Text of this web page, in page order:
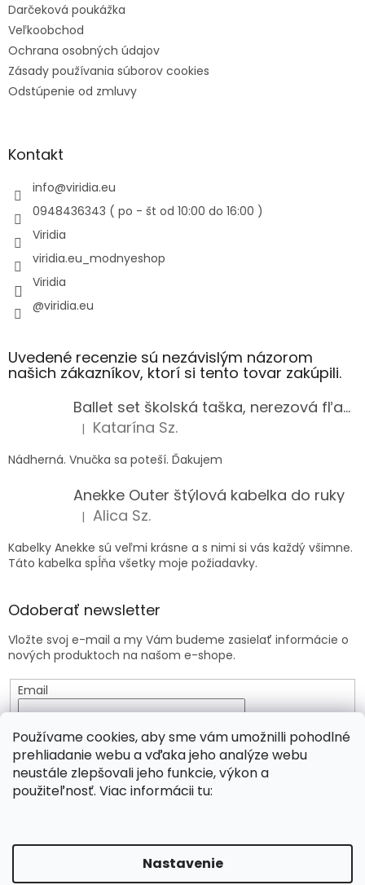
Používame cookies, aby sme vám umožnilli pohodlné
prehliadanie webu a vďaka jeho analýze webu
neustále zlepšovali jeho funkcie, výkon a
použiteľnosť. Viac informácii tu:
Nastavenie
Darčeková poukážka
Veľkoobchod
Ochrana osobných údajov
Zásady používania súborov cookies
Odstúpenie od zmluvy
Kontakt
info@viridia.eu
0948436343 ( po - št od 10:00 do 16:00 )
Viridia
viridia.eu_modnyeshop
Viridia
@viridia.eu
Uvedené recenzie sú nezávislým názorom
našich zákazníkov, ktorí si tento tovar zakúpili.
Ballet set školská taška, nerezová fľaša a plný peračník s motívom baletky pre dievča
Hodnotenie produktu je 5 z 5 hviezdičiek.
| Katarína Sz.
Nádherná. Vnučka sa poteší. Ďakujem
Anekke Outer štýlová kabelka do ruky
Hodnotenie produktu je 5 z 5 hviezdičiek.
| Alica Sz.
Kabelky Anekke sú veľmi krásne a s nimi si vás každý všimne.
Táto kabelka spĺňa všetky moje požiadavky.
Odoberať newsletter
Vložte svoj e-mail a my Vám budeme zasielať informácie o
nových produktoch na našom e-shope.
Email
osobných údajov
PRIHLÁSIŤ SA